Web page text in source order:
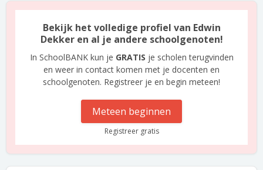
Bekijk het volledige profiel van Edwin
Dekker en al je andere schoolgenoten!
In SchoolBANK kun je GRATIS je scholen terugvinden
en weer in contact komen met je docenten en
schoolgenoten. Registreer je en begin meteen!
Meteen beginnen
Registreer gratis